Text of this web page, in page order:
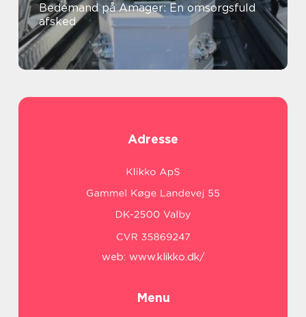
Bedemand på Amager: En omsorgsfuld
afsked
Adresse
web: www.klikko.dk/
Menu